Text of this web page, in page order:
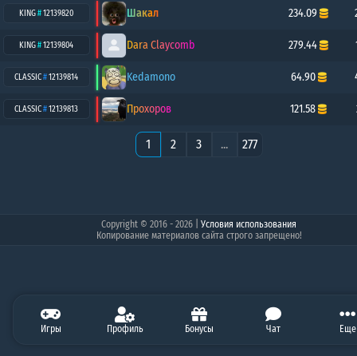
1.45 10.00 60.00
Игры Профиль Бонусы Чат Еще
KING#12139820 Шакал 234.09
KING#12139804 Dara Claycomb 279.44
CLASSIC#12139814 Kedamono 64.90
CLASSIC#12139813 Прохоров 121.58
1 2 3 ... 277
Copyright © 2016 - 2026 |Условия использования
Копирование материалов сайта строго запрещено!